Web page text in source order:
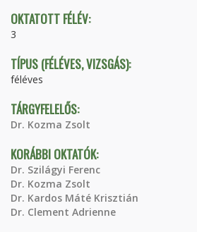
OKTATOTT FÉLÉV:
3
TÍPUS (FÉLÉVES, VIZSGÁS):
féléves
TÁRGYFELELŐS:
Dr. Kozma Zsolt
KORÁBBI OKTATÓK:
Dr. Szilágyi Ferenc
Dr. Kozma Zsolt
Dr. Kardos Máté Krisztián
Dr. Clement Adrienne